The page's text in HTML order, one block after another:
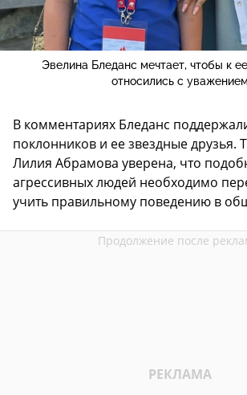
Эвелина Бледанс мечтает, чтобы к
относились с уважением
В комментариях Бледанс
поклонников и ее звездные друзья.
Лилия Абрамова уверена, что
агрессивных людей необходимо
учить правильному поведению в